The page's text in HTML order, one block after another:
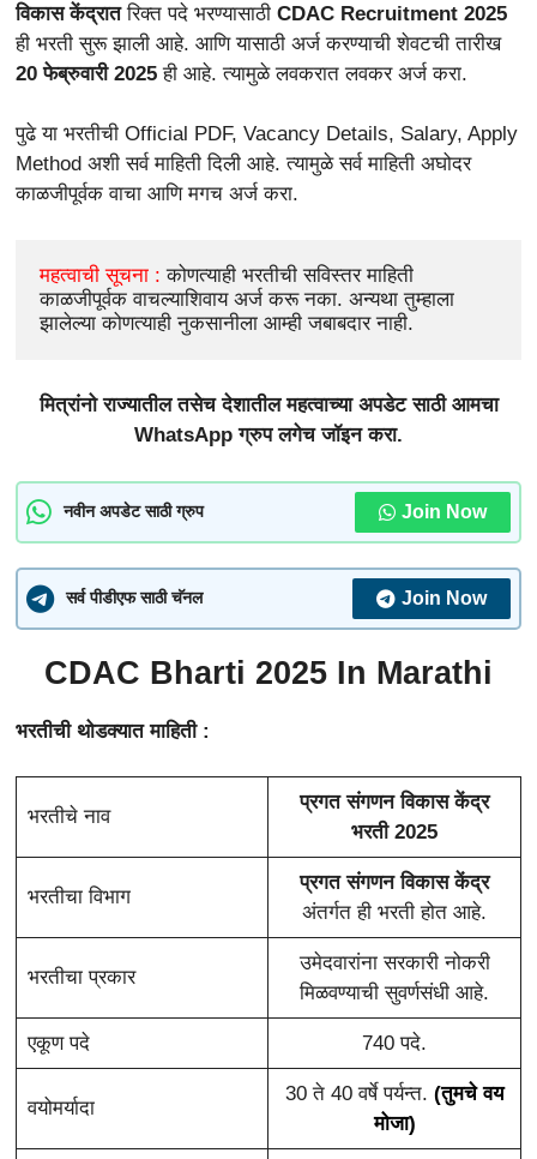
विकास केंद्रातरिक्त पदे भरण्यासाठी CDAC Recruitment 2025
ही भरती सुरू झाली आहे. आणि यासाठी अर्ज करण्याची शेवटची तारीख
20 फेब्रुवारी 2025ही आहे. त्यामुळे लवकरात लवकर अर्ज करा.
पुढे या भरतीची Official PDF, Vacancy Details, Salary, Apply
Method अशी सर्व माहिती दिली आहे. त्यामुळे सर्व माहिती अघोदर
काळजीपूर्वक वाचा आणि मगच अर्ज करा.
महत्वाची सूचना : कोणत्याही भरतीची सविस्तर माहिती
काळजीपूर्वक वाचल्याशिवाय अर्ज करू नका. अन्यथा तुम्हाला
झालेल्या कोणत्याही नुकसानीला आम्ही जबाबदार नाही.
मित्रांनो राज्यातील तसेच देशातील महत्वाच्या अपडेट साठी आमचा
WhatsApp ग्रुप लगेच जॉइन करा.
नवीन अपडेट साठी ग्रुप Join Now
सर्व पीडीएफ साठी चॅनल Join Now
CDAC Bharti 2025 In Marathi
भरतीची थोडक्यात माहिती :
भरतीचे नाव
प्रगत संगणन विकास केंद्र
भरती 2025
भरतीचा विभाग
प्रगत संगणन विकास केंद्र
अंतर्गत ही भरती होत आहे.
भरतीचा प्रकार
उमेदवारांना सरकारी नोकरी
मिळवण्याची सुवर्णसंधी आहे.
एकूण पदे 740 पदे.
वयोमर्यादा
30 ते 40 वर्षे पर्यन्त. (तुमचे वय
मोजा)